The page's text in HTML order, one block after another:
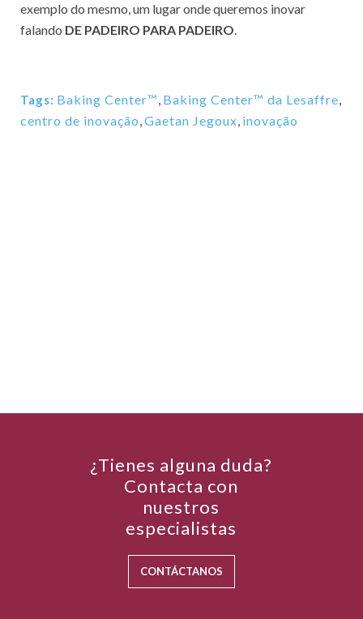
exemplo do mesmo, um lugar onde queremos inovar
falando DE PADEIRO PARA PADEIRO.
Tags: Baking Center™, Baking Center™ da Lesaffre,
centro de inovação,Gaetan Jegoux, inovação
¿Tienes alguna duda?
Contacta con
nuestros
especialistas
CONTÁCTANOS